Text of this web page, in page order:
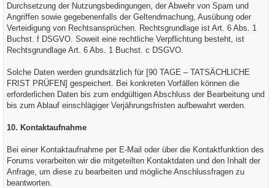
Durchsetzung der Nutzungsbedingungen, der Abwehr von Spam und
Angriffen sowie gegebenenfalls der Geltendmachung, Ausübung oder
Verteidigung von Rechtsansprüchen. Rechtsgrundlage ist Art. 6 Abs. 1
Buchst. f DSGVO. Soweit eine rechtliche Verpflichtung besteht, ist
Rechtsgrundlage Art. 6 Abs. 1 Buchst. c DSGVO.
Solche Daten werden grundsätzlich für [90 TAGE – TATSÄCHLICHE
FRIST PRÜFEN] gespeichert. Bei konkreten Vorfällen können die
erforderlichen Daten bis zum endgültigen Abschluss der Bearbeitung und
bis zum Ablauf einschlägiger Verjährungsfristen aufbewahrt werden.
10. Kontaktaufnahme
Bei einer Kontaktaufnahme per E-Mail oder über die Kontaktfunktion des
Forums verarbeiten wir die mitgeteilten Kontaktdaten und den Inhalt der
Anfrage, um diese zu bearbeiten und mögliche Anschlussfragen zu
beantworten.